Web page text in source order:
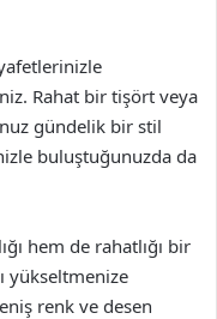
Rahat bir tişört veya
gündelik bir stil
buluştuğunuzda da
hem de rahatlığı bir
yükseltmenize
renk ve desen